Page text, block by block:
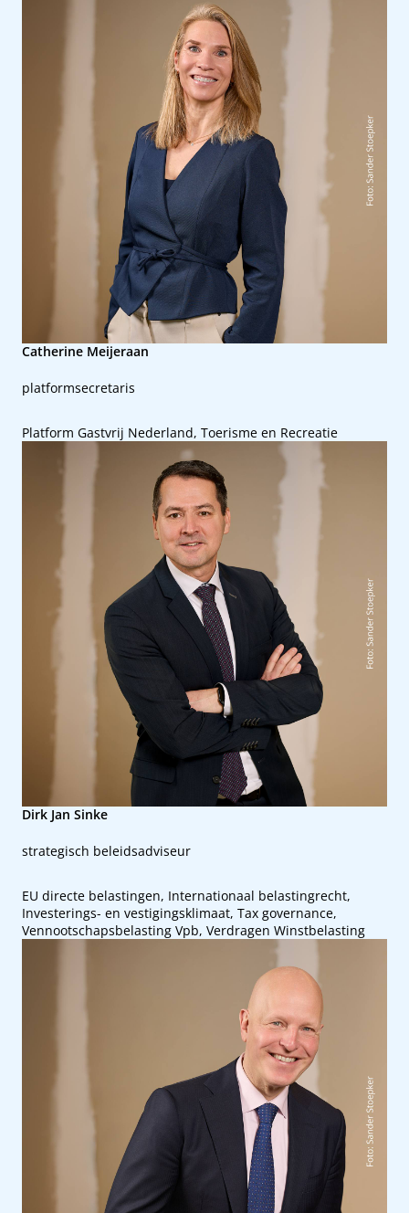
platformsecretaris
Catherine Meijeraan
Platform Gastvrij Nederland, Toerisme en Recreatie
strategisch beleidsadviseur
Dirk Jan Sinke
EU directe belastingen, Internationaal belastingrecht,
Investerings- en vestigingsklimaat, Tax governance,
Vennootschapsbelasting Vpb, Verdragen Winstbelasting